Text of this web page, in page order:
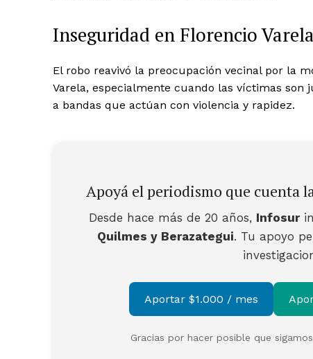
Inseguridad en Florencio
El robo reavivó la preocupación vecinal por la
Varela, especialmente cuando las víctimas son
a bandas que actúan con violencia y rapidez.
Apoyá el periodismo que cuenta
Desde hace más de 20 años, Infosur
Quilmes y Berazategui. Tu apoyo
Aportar $1.000 / mes
Gracias por hacer posible que